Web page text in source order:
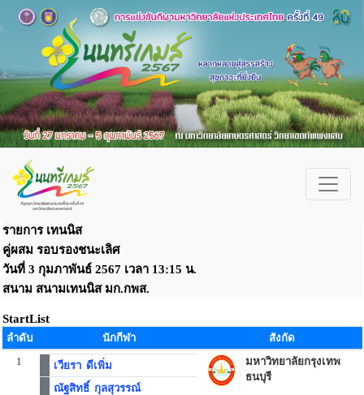
รายการ เทนนิส
คู่ผสม รอบรองชนะเลิศ
วันที่ 3 กุมภาพันธ์ 2567 เวลา 13:15 น.
สนาม สนามเทนนิส มก.กพส.
StartList
ลำดับ นักกีฬา
สังกัด
1
เวียรา ดีเพิ่ม
ณัฐสิทธิ์ กุลสุวรรณ์
มหาวิทยาลัยกรุงเทพ
ธนบุรี